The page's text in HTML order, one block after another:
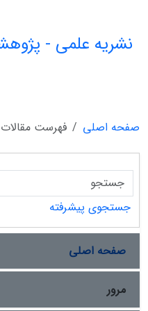
نشریه علمی -
صفحه اصلی
فهرست مقالات
جستجوی پیشرفته
صفحه اصلی
مرور